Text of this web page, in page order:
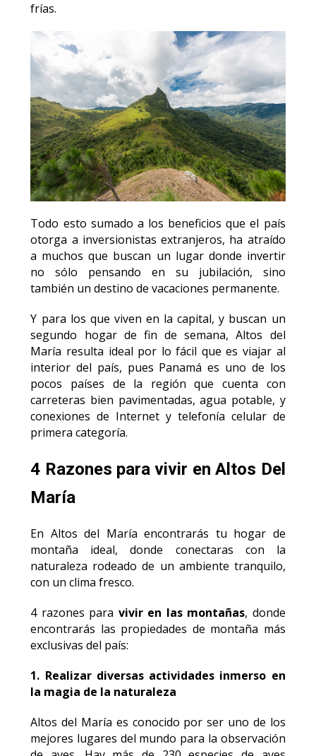
frías.
Todo esto sumado a los beneficios que el país
otorga a inversionistas extranjeros, ha atraído
a muchos que buscan un lugar donde invertir
no sólo pensando en su jubilación, sino
también un destino de vacaciones permanente.
Y para los que viven en la capital, y buscan un
segundo hogar de fin de semana, Altos del
María resulta ideal por lo fácil que es viajar al
interior del país, pues Panamá es uno de los
pocos países de la región que cuenta con
carreteras bien pavimentadas, agua potable, y
conexiones de Internet y telefonía celular de
primera categoría.
4 Razones para vivir en Altos Del
María
En Altos del María encontrarás tu hogar de
montaña ideal, donde conectaras con la
naturaleza rodeado de un ambiente tranquilo,
con un clima fresco.
4 razones para vivir en las montañas, donde
encontrarás las propiedades de montaña más
exclusivas del país:
1. Realizar diversas actividades inmerso en
la magia de la naturaleza
Altos del María es conocido por ser uno de los
mejores lugares del mundo para la observación